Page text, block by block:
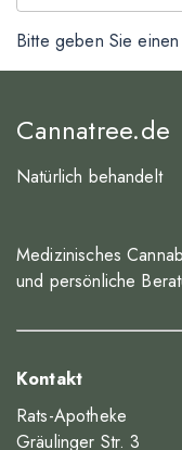
Bitte geben Sie
Cannatree.de
Natürlich behandelt
Medizinisches
und persönliche
Kontakt
Rats-Apotheke
Gräulinger Str. 3